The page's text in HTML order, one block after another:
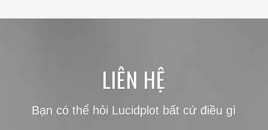
LIÊN HỆ
Bạn có thể hỏi Lucidplot bất cứ điều gì